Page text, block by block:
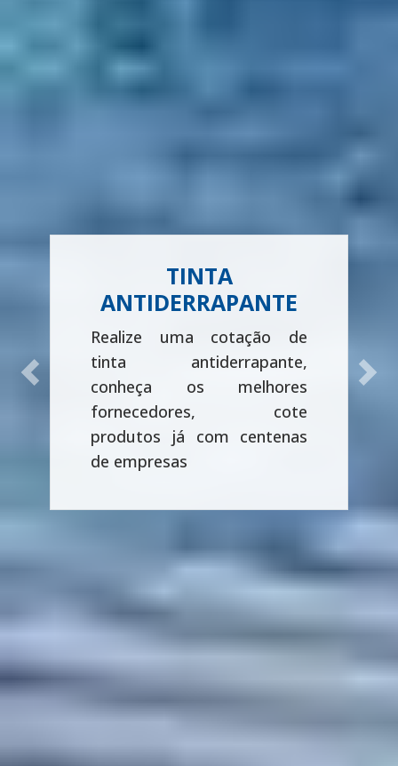
TINTA
ANTIDERRAPANTE
Realize uma cotação de
tinta antiderrapante,
conheça os melhores
fornecedores, cote
produtos já com centenas
de empresas
Previous Next